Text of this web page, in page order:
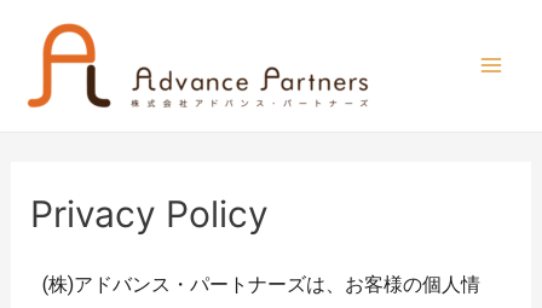
Privacy Policy
(株)アドバンス・パートナーズは、お客様の個人情